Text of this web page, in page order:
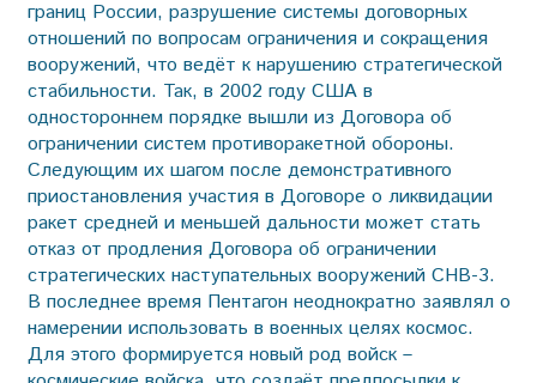
границ России, разрушение системы договорных
отношений по вопросам ограничения и сокращения
вооружений, что ведёт к нарушению стратегической
стабильности. Так, в 2002 году США в
одностороннем порядке вышли из Договора об
ограничении систем противоракетной обороны.
Следующим их шагом после демонстративного
приостановления участия в Договоре о ликвидации
ракет средней и меньшей дальности может стать
отказ от продления Договора об ограничении
стратегических наступательных вооружений СНВ-3.
В последнее время Пентагон неоднократно заявлял о
намерении использовать в военных целях космос.
Для этого формируется новый род войск –